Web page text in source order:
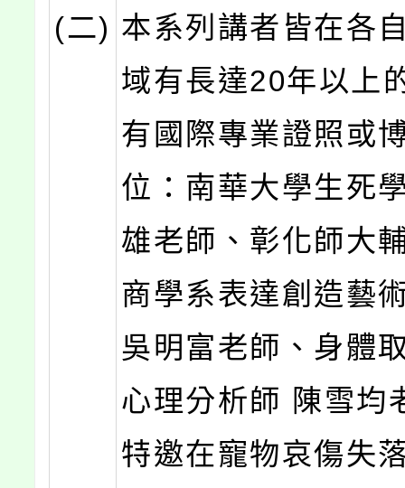
(二) 本系列講者皆在各
域有長達20年以上
有國際專業證照或
位：南華大學生死
雄老師、彰化師大
商學系表達創造藝
吳明富老師、身體
心理分析師 陳雪均
特邀在寵物哀傷失